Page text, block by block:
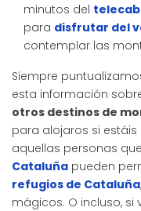
minutos del
para disfrutar del
contemplar las
Siempre
esta información
otros destinos de
para alojaros si
aquellas personas
Cataluña pueden
refugios de Cataluña
mágicos. O incluso, si